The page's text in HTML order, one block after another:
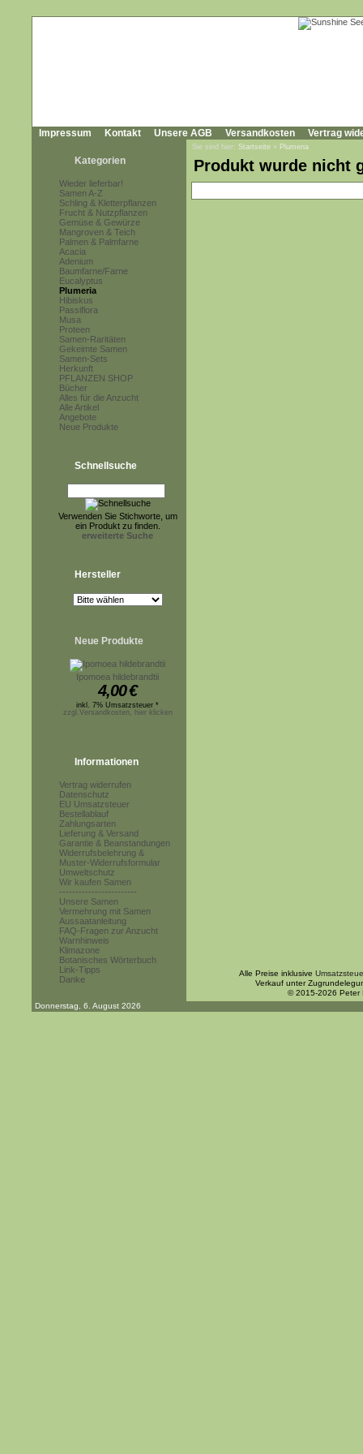
Impressum Kontakt Unsere AGB Versandkosten Vertrag
Kategorien
Wieder lieferbar!
Samen A-Z
Schling & Kletterpflanzen
Frucht & Nutzpflanzen
Gemüse & Gewürze
Mangroven & Teich
Palmen & Palmfarne
Acacia
Adenium
Baumfarne/Farne
Eucalyptus
Plumeria
Hibiskus
Passiflora
Musa
Proteen
Samen-Raritäten
Gekeimte Samen
Samen-Sets
Herkunft
PFLANZEN SHOP
Bücher
Alles für die Anzucht
Alle Artikel
Angebote
Neue Produkte
Schnellsuche
Verwenden Sie Stichworte, um
ein Produkt zu finden.
erweiterte Suche
Hersteller
Neue Produkte
Ipomoea hildebrandtii
4,00€
inkl. 7% Umsatzsteuer *
zzgl.Versandkosten, hier klicken
Informationen
Vertrag widerrufen
Datenschutz
EU Umsatzsteuer
Bestellablauf
Zahlungsarten
Lieferung & Versand
Garantie & Beanstandungen
Widerrufsbelehrung &
Muster-Widerrufsformular
Umweltschutz
Wir kaufen Samen
------------------------
Unsere Samen
Vermehrung mit Samen
Aussaatanleitung
FAQ-Fragen zur Anzucht
Warnhinweis
Klimazone
Botanisches Wörterbuch
Link-Tipps
Danke
Sie sind hier: Startseite » Plumeria
Produkt wurde nicht
Alle Preise inklusive
Verkauf unter
© 2015-2026 Peter
Donnerstag, 6. August 2026